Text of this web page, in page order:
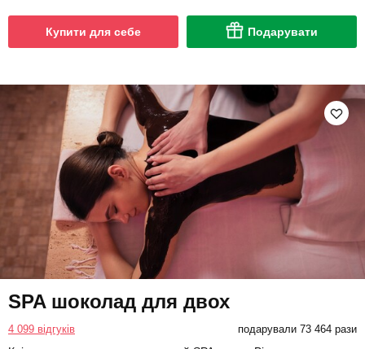
Купити для себе Подарувати
SPA шоколад для двох
4 099 відгуків подарували 73 464 рази